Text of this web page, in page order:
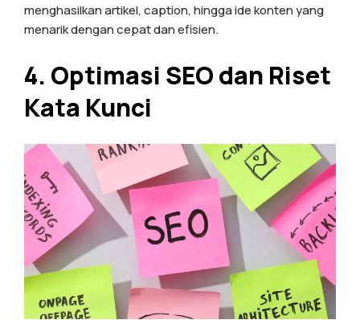
menghasilkan artikel, caption, hingga ide konten yang
menarik dengan cepat dan efisien.
4. Optimasi SEO dan Riset
Kata Kunci